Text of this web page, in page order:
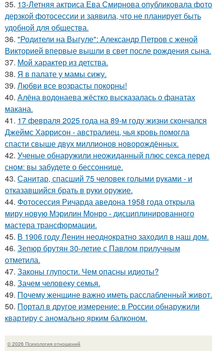
35. 13-Летняя актриса Ева Смирнова опубликовала фото
дерзкой фотосессии и заявила, что не планирует быть
удобной для общества.
36. "Родители на Выгуле": Александр Петров с женой
Викторией впервые вышли в свет после рождения сына.
37. Мой характер из детства.
38. Я в палате у мамы сижу.
39. Любви все возрасты покорны!
40. Алёна водонаева жёстко высказалась о фанатах
макана.
41. 17 февраля 2025 года на 89-м году жизни скончался
Джеймс Харрисон - австралиец, чья кровь помогла
спасти свыше двух миллионов новорождённых.
42. Ученые обнаружили неожиданный плюс секса перед
сном: вы забудете о бессоннице.
43. Санитар, спасший 75 человек голыми руками - и
отказавшийся брать в руки оружие.
44. Фотосессия Ричарда аведона 1958 года открыла
миру новую Мэрилин Монро - дисциплинированного
мастера трансформации.
45. В 1906 году Ленин неоднократно заходил в наш дом.
46. Зепюр брутян 30-летие с Павлом прилучным
отметила.
47. Законы глупости. Чем опасны идиоты?
48. Зачем человеку семья.
49. Почему женщине важно иметь расслабленный живот.
50. Портал в другое измерение: в России обнаружили
квартиру с аномально ярким балконом.
© 2026 Психология отношений